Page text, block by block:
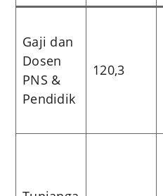
Gaji dan
Dosen
PNS &
Pendidik
120,3